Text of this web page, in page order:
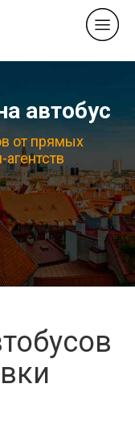
автобус
от прямых